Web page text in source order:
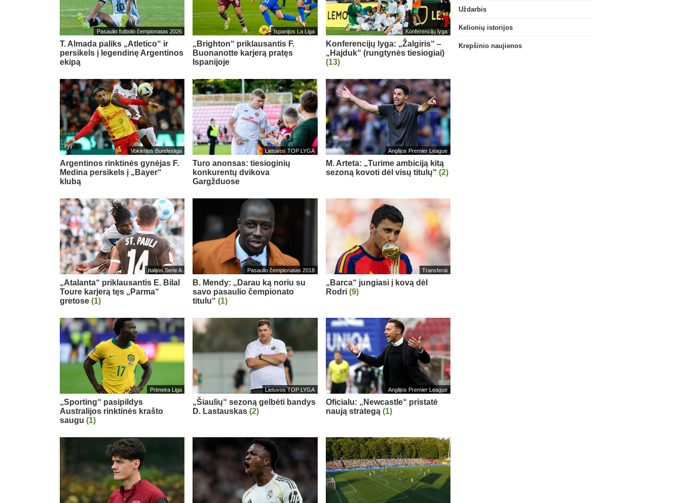
Pasaulio futbolo čempionatas 2026
T. Almada paliks „Atletico“ ir
persikels į legendinę Argentinos
ekipą
Ispanijos La Liga
„Brighton“ priklausantis F.
Buonanotte karjerą pratęs
Ispanijoje
Konferencijų lyga
Konferencijų lyga: „Žalgiris“ –
„Hajduk“ (rungtynės tiesiogiai)
(13)
Vokietijos Bundesliga
Argentinos rinktinės gynėjas F.
Medina persikels į „Bayer“
klubą
Lietuvos TOP LYGA
Turo anonsas: tiesioginių
konkurentų dvikova
Gargžduose
Anglijos Premier League
M. Arteta: „Turime ambiciją kitą
sezoną kovoti dėl visų titulų“ (2)
Italijos Serie A
„Atalanta“ priklausantis E. Bilal
Toure karjerą tęs „Parma“
gretose (1)
Pasaulio čempionatas 2018
B. Mendy: „Darau ką noriu su
savo pasaulio čempionato
titulu“(1)
Transferai
„Barca“ jungiasi į kovą dėl
Rodri (9)
Primeira Liga
„Sporting“ pasipildys
Australijos rinktinės krašto
saugu (1)
Lietuvos TOP LYGA
„Šiaulių“ sezoną gelbėti bandys
D. Lastauskas(2)
Anglijos Premier League
Oficialu: „Newcastle“ pristatė
naują strategą (1)
Uždarbis
Kelionių istorijos
Krepšinio naujienos